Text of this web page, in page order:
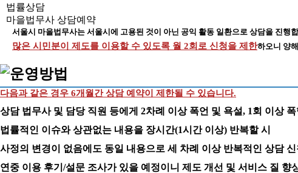
법률상담
마을법무사 상담예약
서울시 마을법무사는 서울시에 고용된 것이 아닌 공익 활동 일환으로 상담을 진행
많은 시민분이 제도를 이용할 수 있도록 월 2회로 신청을 제한하오니 양
다음과 같은 경우 6개월간 상담 예약이 제한될 수 있습니다.
상담 법무사 및 담당 직원 등에게 2차례 이상 폭언 및 욕설, 1회 이상 폭
법률적인 이슈와 상관없는 내용을 장시간(1시간 이상) 반복할 시
사정의 변경이 없음에도 동일 내용으로 세 차례 이상 반복적인 상담 신
연중 이용 후기/설문 조사가 있을 예정이니 제도 개선 및 서비스 질